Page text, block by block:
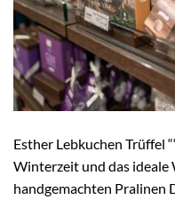
Esther Lebkuchen Trüffel
Winterzeit und das ideale
handgemachten Pralinen